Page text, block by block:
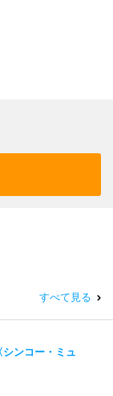
すべて見る
ンコー・ミュ